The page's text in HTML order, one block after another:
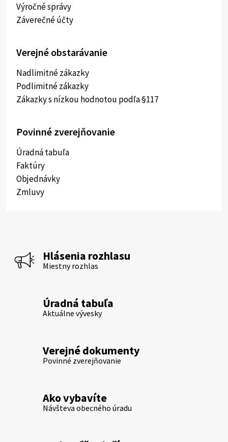
Výročné správy
Záverečné účty
Verejné obstarávanie
Nadlimitné zákazky
Podlimitné zákazky
Zákazky s nízkou hodnotou podľa §117
Povinné zverejňovanie
Úradná tabuľa
Faktúry
Objednávky
Zmluvy
Hlásenia rozhlasu
Miestny rozhlas
Úradná tabuľa
Aktuálne vývesky
Verejné dokumenty
Povinné zverejňovanie
Ako vybavíte
Návšteva obecného úradu